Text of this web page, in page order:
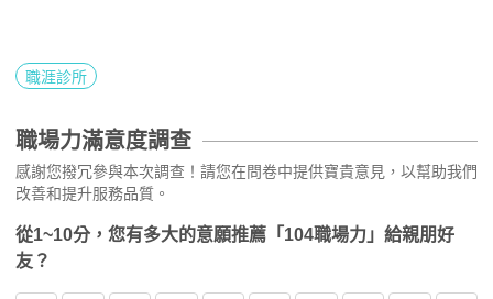
職涯診所
職場力滿意度調查
感謝您撥冗參與本次調查！請您在問卷中提供寶貴意見，以幫助我們
改善和提升服務品質。
從1~10分，您有多大的意願推薦「104職場力」給親朋好
友？